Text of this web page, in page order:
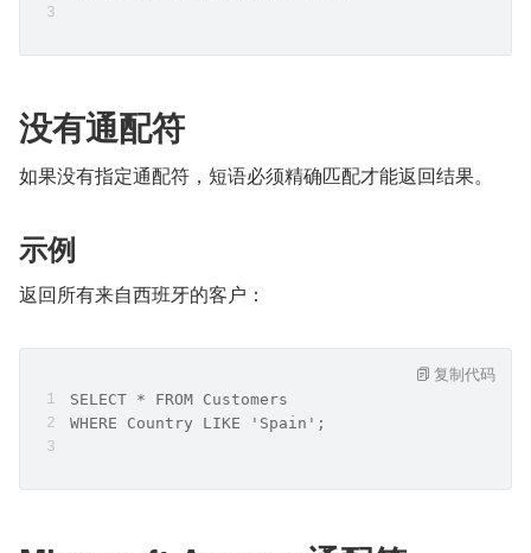
没有通配符
如果没有指定通配符，短语必须精确匹配才能返回结果。
示例
返回所有来自西班牙的客户：
SELECT * FROM Customers
WHERE Country LIKE 'Spain';
复制代码